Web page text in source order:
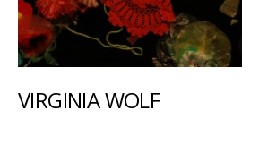
VIRGINIA WOLF